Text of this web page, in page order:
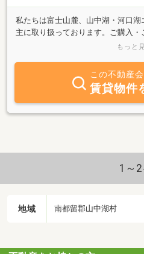
私たちは富士山麓、山中湖・河口
主に取り扱っております。ご購入
様のリゾートライフのサポーター
もっと
この不動産
賃貸物件
1～2
地域 南都留郡山中湖村